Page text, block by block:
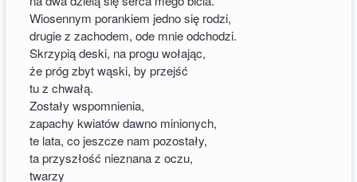
Wiosennym porankiem jedno się rodzi,
drugie z zachodem, ode mnie odchodzi.
Skrzypią deski, na progu wołając,
że próg zbyt wąski, by przejść
tu z chwałą.
Zostały wspomnienia,
zapachy kwiatów dawno minionych,
te lata, co jeszcze nam pozostały,
ta przyszłość nieznana z oczu,
twarzy